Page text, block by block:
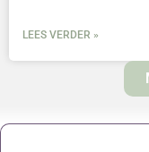
LEES VERDER »